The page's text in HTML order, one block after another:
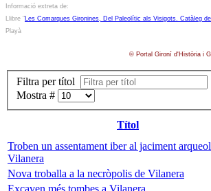
Informació extreta de:
Llibre " Les Comarques Gironines, Del Paleolític als Visigots. Catàleg
Playà
© Portal Gironí d'Història i
Filtra per títol
Mostra #
Títol
Troben un assentament iber al jaciment
Vilanera
Nova troballa a la necròpolis de Vilanera